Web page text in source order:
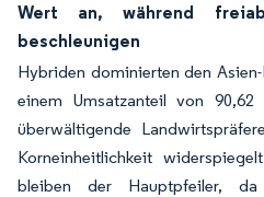
Wert an, während
beschleunigen
Hybriden dominierten den
einem Umsatzanteil von
überwältigende
Korneinheitlichkeit
bleiben der Hauptpfeiler,